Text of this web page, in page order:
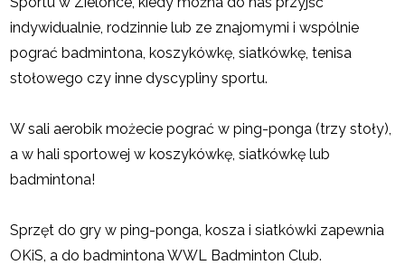
indywidualnie, rodzinnie lub ze znajomymi i wspólnie
pograć badmintona, koszykówkę, siatkówkę, tenisa
stołowego czy inne dyscypliny sportu.
W sali aerobik możecie pograć w ping-ponga (trzy stoły),
a w hali sportowej w koszykówkę, siatkówkę lub
badmintona!
Sprzęt do gry w ping-ponga, kosza i siatkówki zapewnia
OKiS, a do badmintona WWL Badminton Club.